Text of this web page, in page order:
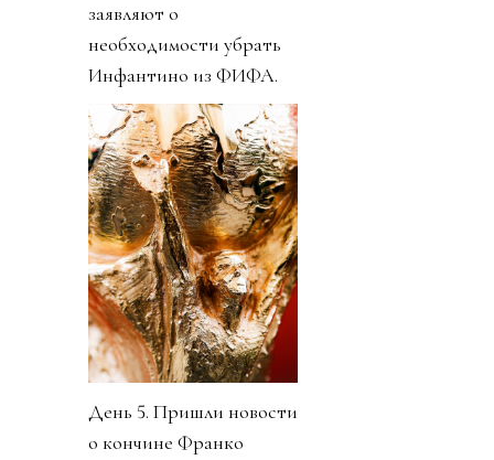
заявляют о
необходимости убрать
Инфантино из ФИФА.
День 5. Пришли новости
о кончине Франко